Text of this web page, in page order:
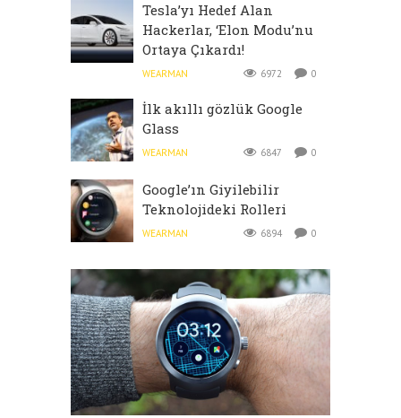
Tesla’yı Hedef Alan
Hackerlar, ‘Elon Modu’nu
Ortaya Çıkardı!
WEARMAN 6972 0
İlk akıllı gözlük Google
Glass
WEARMAN 6847 0
Google’ın Giyilebilir
Teknolojideki Rolleri
WEARMAN 6894 0